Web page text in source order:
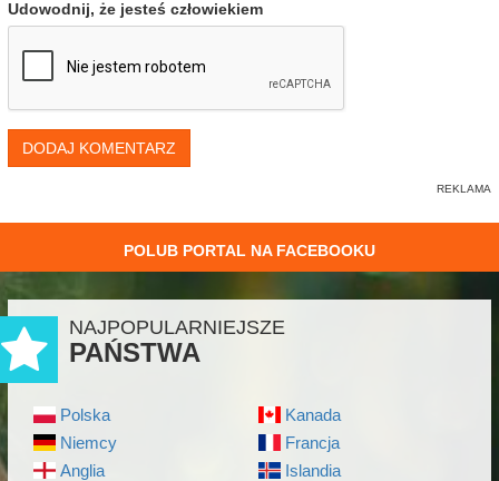
Udowodnij, że jesteś człowiekiem
DODAJ KOMENTARZ
POLUB PORTAL NA FACEBOOKU
NAJPOPULARNIEJSZE
PAŃSTWA
Polska
Niemcy
Anglia
Kanada
Francja
Islandia